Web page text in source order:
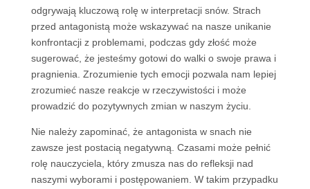
odgrywają kluczową rolę w interpretacji snów. Strach
przed antagonistą może wskazywać na nasze unikanie
konfrontacji z problemami, podczas gdy złość może
sugerować, że jesteśmy gotowi do walki o swoje prawa i
pragnienia. Zrozumienie tych emocji pozwala nam lepiej
zrozumieć nasze reakcje w rzeczywistości i może
prowadzić do pozytywnych zmian w naszym życiu.
Nie należy zapominać, że antagonista w snach nie
zawsze jest postacią negatywną. Czasami może pełnić
rolę nauczyciela, który zmusza nas do refleksji nad
naszymi wyborami i postępowaniem. W takim przypadku